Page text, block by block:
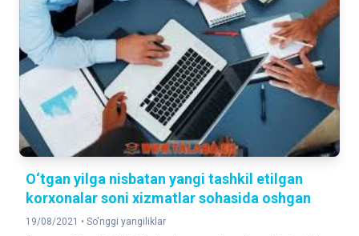
O‘tgan yilga nisbatan yangi tashkil etilgan
korxonalar soni xizmatlar sohasida oshgan
19/08/2021 • So'nggi yangiliklar